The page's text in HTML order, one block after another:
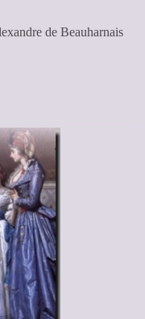
de Beauharnais